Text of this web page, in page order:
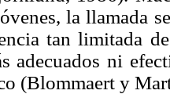
la llamada
tan limitada
adecuados ni
(Blommaert y